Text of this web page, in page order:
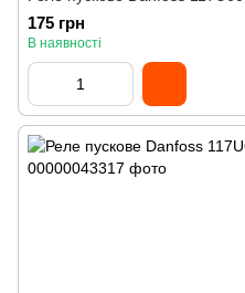
175 грн
В наявності